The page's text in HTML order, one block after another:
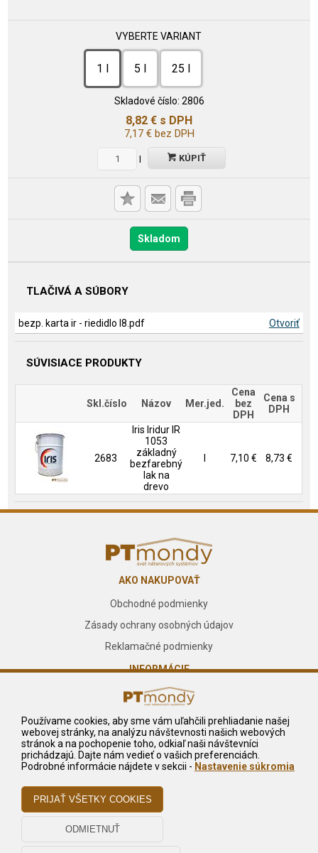
VYBERTE VARIANT
1 l 5 l 25 l
Skladové číslo: 2806
8,82 € s DPH
7,17 €bez DPH
l KÚPIŤ
Skladom
TLAČIVÁ A SÚBORY
bezp. karta ir - riedidlo l8.pdf Otvoriť
SÚVISIACE PRODUKTY
Skl.číslo Názov Mer.jed.
Cena
bez
DPH
Cena s
DPH
2683
Iris Iridur IR
1053
základný
bezfarebný
lak na
drevo
l 7,10 € 8,73 €
AKO NAKUPOVAŤ
Obchodné podmienky
Zásady ochrany osobných údajov
Reklamačné podmienky
INFORMÁCIE
O nás
Služby
NA STIAHNUTIE
Odstúpiť od zmluvy tu
Odstúpenie od zmluvy - pdf
Používame cookies, aby sme vám uľahčili prehliadanie našej
webovej stránky, na analýzu návštevnosti našich webových
stránok a na pochopenie toho, odkiaľ naši návštevníci
prichádzajú. Dajte nám vedieť o vašich preferenciách.
Podrobné informácie nájdete v sekcii - Nastavenie súkromia